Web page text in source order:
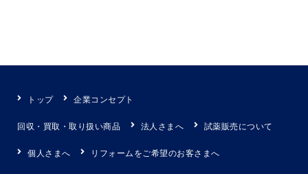
トップ 企業コンセプト
回収・買取・取り扱い商品 法人さまへ 試薬販売について
個人さまへ リフォームをご希望のお客さまへ